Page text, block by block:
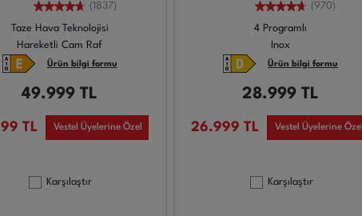
(1837)
Taze Hava Teknolojisi
Hareketli Cam Raf
Ürün bilgi formu
49.999TL
TL Vestel Üyelerine Özel
Karşılaştır
(970)
4 Programlı
Inox
Ürün bilgi formu
28.999TL
26.999TL Vestel Üyelerine Özel
Karşılaştır